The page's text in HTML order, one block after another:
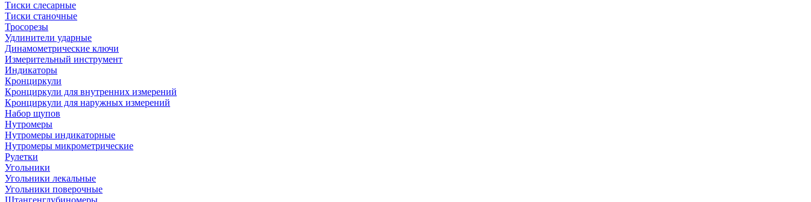
Тиски слесарные
Тиски станочные
Тросорезы
Удлинители ударные
Динамометрические ключи
Измерительный инструмент
Индикаторы
Кронциркули
Кронциркули для внутренних измерений
Кронциркули для наружных измерений
Набор щупов
Нутромеры
Нутромеры индикаторные
Нутромеры микрометрические
Рулетки
Угольники
Угольники лекальные
Угольники поверочные
Штангенглубиномеры